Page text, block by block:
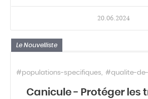
20.06.2024
Le Nouvelliste
#populations-specifiques #qualite-
Canicule - Protéger les